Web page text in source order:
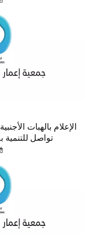
الإعلام بالهبات
تواصل للتنمية بقابس